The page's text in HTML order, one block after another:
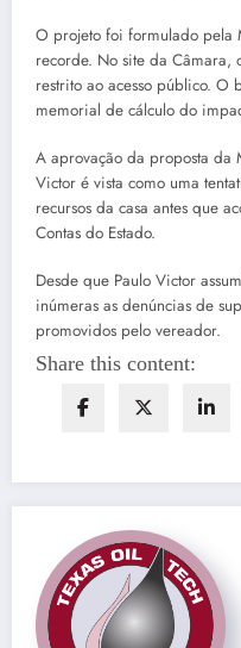
O projeto foi formulado pela
recorde. No site da Câmara,
restrito ao acesso público. O
memorial de cálculo do
A aprovação da proposta da
Victor é vista como uma
recursos da casa antes que
Contas do Estado.
Desde que Paulo Victor
inúmeras as denúncias de
promovidos pelo vereador.
Share this content: